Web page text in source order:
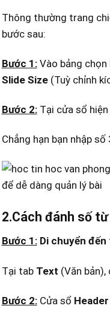
Thông thường trang
bước sau:
Bước 1:Vào bảng chọn
Slide Size (Tuỳ chỉnh
Bước 2:Tại cửa sổ hiện
Chẳng hạn bạn nhập
2.Cách đánh số
Bước 1: Di chuyển đến
Tại tab Text (Văn bản),
Bước 2:Cửa sổ